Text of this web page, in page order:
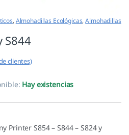
, Almohadillas Ecológicas,Almohadillas
S844
clientes)
Hay existencias
Printer S854 – S844 – S824 y